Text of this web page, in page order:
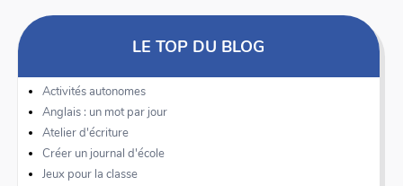
LE TOP DU BLOG
Activités autonomes
Anglais : un mot par jour
Atelier d'écriture
Créer un journal d'école
Jeux pour la classe